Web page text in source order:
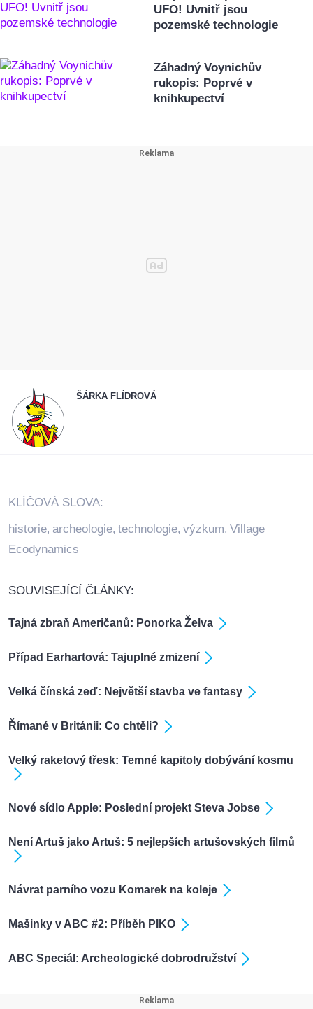
UFO! Uvnitř jsou
pozemské technologie
Záhadný Voynichův
rukopis: Poprvé v
knihkupectví
ŠÁRKA FLÍDROVÁ
KLÍČOVÁ SLOVA:
historie, archeologie, technologie, výzkum, Village
Ecodynamics
SOUVISEJÍCÍ ČLÁNKY:
Tajná zbraň Američanů: Ponorka Želva
Případ Earhartová: Tajuplné zmizení
Velká čínská zeď: Největší stavba ve fantasy
Římané v Británii: Co chtěli?
Velký raketový třesk: Temné kapitoly dobývání kosmu
Nové sídlo Apple: Poslední projekt Steva Jobse
Není Artuš jako Artuš: 5 nejlepších artušovských filmů
Návrat parního vozu Komarek na koleje
Mašinky v ABC #2: Příběh PIKO
ABC Speciál: Archeologické dobrodružství